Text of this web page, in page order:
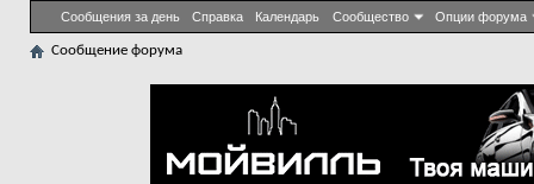
Сообщения за день Справка Календарь Сообщество Опции форума
Сообщение форума